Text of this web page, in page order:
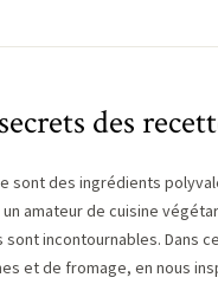
des
sont des ingrédients
amateur de cuisine
incontournables. Dans
et de fromage, en nous